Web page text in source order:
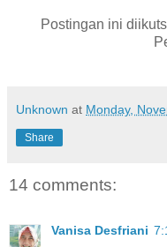
Postingan ini
Unknown at Monday,
Share
14 comments:
Vanisa Desfriani